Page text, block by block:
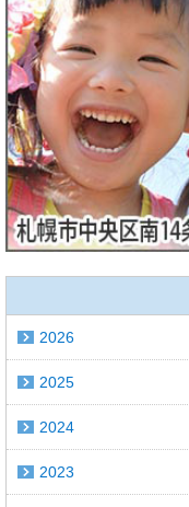
2026
2025
2024
2023